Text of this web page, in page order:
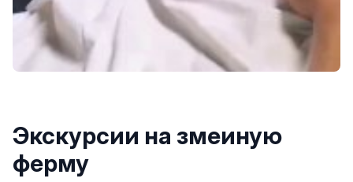
Экскурсии на змеиную
ферму